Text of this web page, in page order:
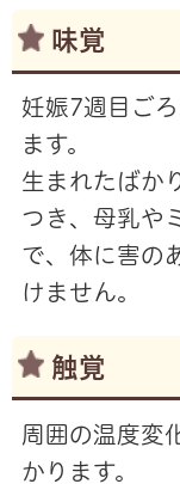
味覚
妊娠7週目ご
ます。
生まれたばか
つき、母乳や
で、体に害の
けません。
触覚
周囲の温度変
かります。